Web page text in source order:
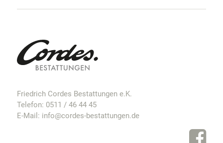
Friedrich Cordes Bestattungen e.K.
Telefon: 0511 / 46 44 45
E-Mail: info@cordes-bestattungen.de